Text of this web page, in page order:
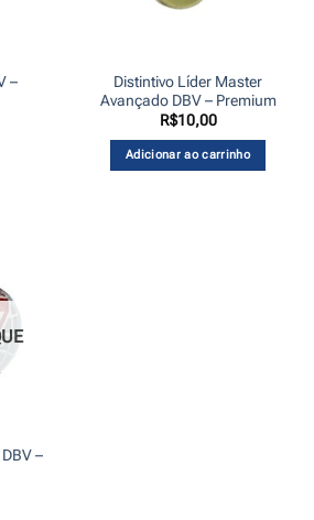
–
Distintivo Líder Master
Avançado DBV – Premium
R$10,00
Adicionar ao carrinho
–